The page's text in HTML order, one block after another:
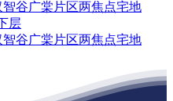
谷广棠片区两焦点宅地
层
谷广棠片区两焦点宅地